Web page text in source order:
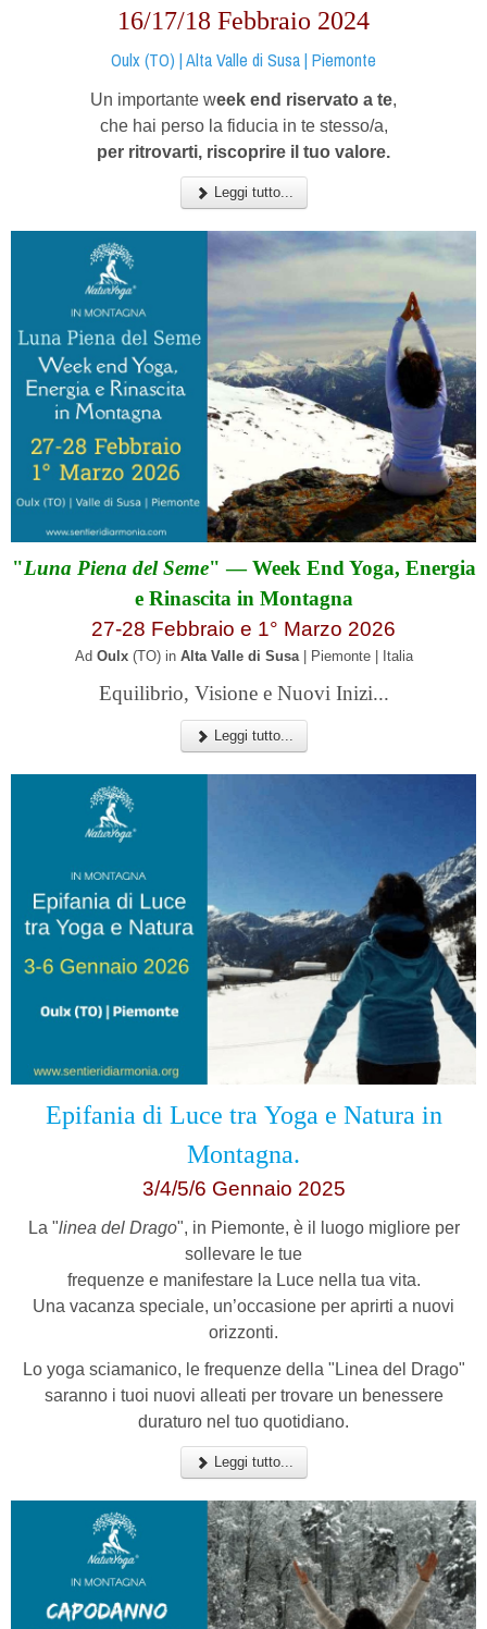
16/17/18 Febbraio 2024
Oulx (TO) | Alta Valle di Susa | Piemonte
Un importante week end riservato a te,
che hai perso la fiducia in te stesso/a,
per ritrovarti, riscoprire il tuo valore.
Leggi tutto...
"Luna Piena del Seme" — Week End Yoga, Energia
e Rinascita in Montagna
27-28 Febbraio e 1° Marzo 2026
Ad Oulx(TO) in Alta Valle di Susa| Piemonte | Italia
Equilibrio, Visione e Nuovi Inizi...
Leggi tutto...
Epifania di Luce tra Yoga e Natura in
Montagna.
3/4/5/6 Gennaio 2025
La "linea del Drago", in Piemonte, è il luogo migliore per
sollevare le tue
frequenze e manifestare la Luce nella tua vita.
Una vacanza speciale, un’occasione per aprirti a nuovi
orizzonti.
Lo yoga sciamanico, le frequenze della "Linea del Drago"
saranno i tuoi nuovi alleati per trovare un benessere
duraturo nel tuo quotidiano.
Leggi tutto...